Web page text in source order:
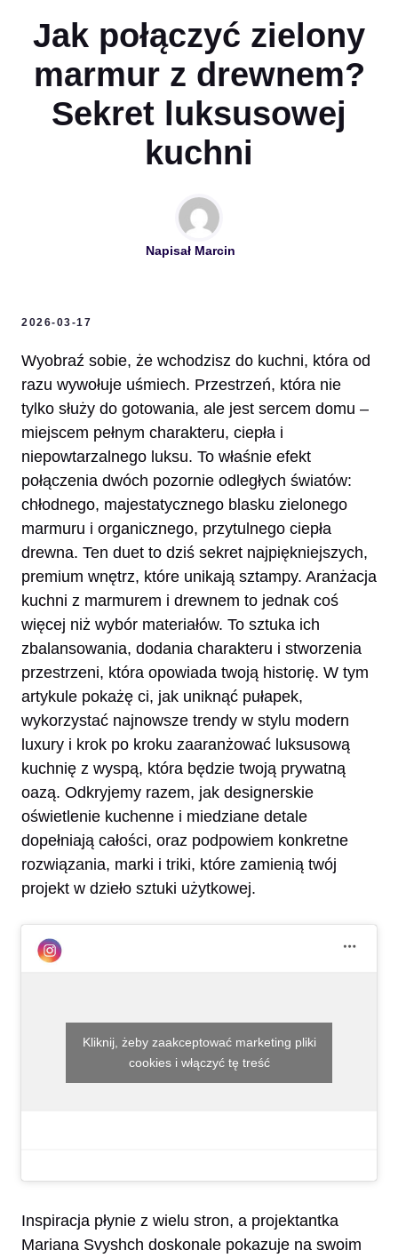
Jak połączyć zielony
marmur z drewnem?
Sekret luksusowej
kuchni
Napisał Marcin
2026-03-17
Wyobraź sobie, że wchodzisz do kuchni, która od
razu wywołuje uśmiech. Przestrzeń, która nie
tylko służy do gotowania, ale jest sercem domu –
miejscem pełnym charakteru, ciepła i
niepowtarzalnego luksu. To właśnie efekt
połączenia dwóch pozornie odległych światów:
chłodnego, majestatycznego blasku zielonego
marmuru i organicznego, przytulnego ciepła
drewna. Ten duet to dziś sekret najpiękniejszych,
premium wnętrz, które unikają sztampy. Aranżacja
kuchni z marmurem i drewnem to jednak coś
więcej niż wybór materiałów. To sztuka ich
zbalansowania, dodania charakteru i stworzenia
przestrzeni, która opowiada twoją historię. W tym
artykule pokażę ci, jak uniknąć pułapek,
wykorzystać najnowsze trendy w stylu modern
luxury i krok po kroku zaaranżować luksusową
kuchnię z wyspą, która będzie twoją prywatną
oazą. Odkryjemy razem, jak designerskie
oświetlenie kuchenne i miedziane detale
dopełniają całości, oraz podpowiem konkretne
rozwiązania, marki i triki, które zamienią twój
projekt w dzieło sztuki użytkowej.
Kliknij, żeby zaakceptować marketing pliki
cookies i włączyć tę treść
Inspiracja płynie z wielu stron, a projektantka
Mariana Svyshch doskonale pokazuje na swoim